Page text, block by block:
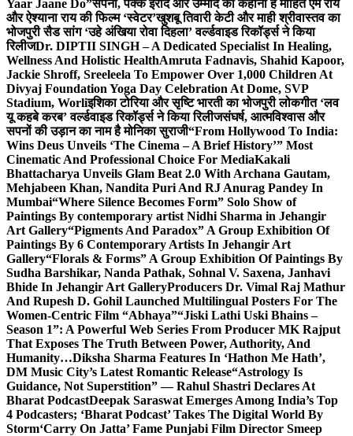
Yaar Jaane Do”सपनों, पक्के इरादे और उम्मीद की कहानी है मोहित एम राय
और ऐश्याना राय की फिल्म ‘स्वेटर’खुशबू तिवारी केटी और माही श्रीवास्तव का
भोजपुरी सैड सांग ‘उहे अंखिया रोवा दिहला’ वर्ल्डवाइड रिकॉर्ड्स ने किया
रिलीजDr. DIPTII SINGH – A Dedicated Specialist In Healing,
Wellness And Holistic HealthAmruta Fadnavis, Shahid Kapoor,
Jackie Shroff, Sreeleela To Empower Over 1,000 Children At
Divyaj Foundation Yoga Day Celebration At Dome, SVP
Stadium, Worliइशिका टोरिया और सृष्टि भारती का भोजपुरी लोकगीत ‘लव
यू कहबे करब’ वर्ल्डवाइड रिकॉर्ड्स ने किया रिलीजसंघर्ष, आत्मविश्वास और
सपनों की उड़ान का नाम है मोनिका सुराजी“From Hollywood To India:
Wins Deus Unveils ‘The Cinema – A Brief History’” Most
Cinematic And Professional Choice For MediaKakali
Bhattacharya Unveils Glam Beat 2.0 With Archana Gautam,
Mehjabeen Khan, Nandita Puri And RJ Anurag Pandey In
Mumbai“Where Silence Becomes Form” Solo Show of
Paintings By contemporary artist Nidhi Sharma in Jehangir
Art Gallery“Pigments And Paradox” A Group Exhibition Of
Paintings By 6 Contemporary Artists In Jehangir Art
Gallery“Florals & Forms” A Group Exhibition Of Paintings By
Sudha Barshikar, Nanda Pathak, Sohnal V. Saxena, Janhavi
Bhide In Jehangir Art GalleryProducers Dr. Vimal Raj Mathur
And Rupesh D. Gohil Launched Multilingual Posters For The
Women-Centric Film “Abhaya”“Jiski Lathi Uski Bhains –
Season 1”: A Powerful Web Series From Producer MK Rajput
That Exposes The Truth Between Power, Authority, And
Humanity…Diksha Sharma Features In ‘Hathon Me Hath’,
DM Music City’s Latest Romantic Release“Astrology Is
Guidance, Not Superstition” — Rahul Shastri Declares At
Bharat PodcastDeepak Saraswat Emerges Among India’s Top
4 Podcasters; ‘Bharat Podcast’ Takes The Digital World By
Storm‘Carry On Jatta’ Fame Punjabi Film Director Smeep